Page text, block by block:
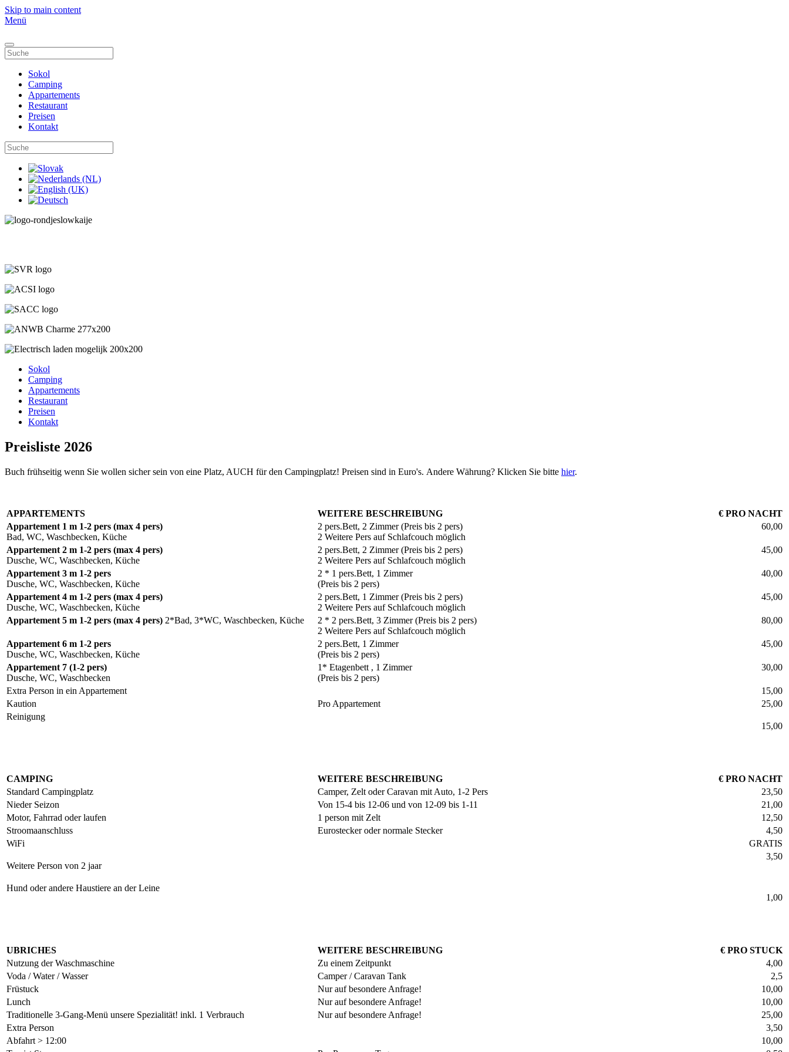
Skip to main content
Menü
Sokol
Camping
Appartements
Restaurant
Preisen
Kontakt
Sokol
Camping
Appartements
Restaurant
Preisen
Kontakt
Preisliste 2026
Buch frühseitig wenn Sie wollen sicher sein von eine Platz, AUCH für den Campingplatz! Preisen sind in Euro's. Andere Währung? Klicken Sie bitte hier.
APPARTEMENTS WEITERE BESCHREIBUNG
€ PRO NACHT
Appartement 1 m 1-2 pers (max 4 pers)
Bad, WC, Waschbecken, Küche
2 pers.Bett, 2 Zimmer (Preis bis 2 pers)
2 Weitere Pers auf Schlafcouch möglich
60,00
Appartement 2 m 1-2 pers (max 4 pers)
Dusche, WC, Waschbecken, Küche
2 pers.Bett, 2 Zimmer (Preis bis 2 pers)
2 Weitere Pers auf Schlafcouch möglich
45,00
Appartement 3 m 1-2 pers
Dusche, WC, Waschbecken, Küche
2 * 1 pers.Bett, 1 Zimmer
(Preis bis 2 pers)
40,00
Appartement 4 m 1-2 pers (max 4 pers)
Dusche, WC, Waschbecken, Küche
2 pers.Bett, 1 Zimmer (Preis bis 2 pers)
2 Weitere Pers auf Schlafcouch möglich
45,00
Appartement 5 m 1-2 pers (max 4 pers) 2*Bad, 3*WC, Waschbecken, Küche
2 * 2 pers.Bett, 3 Zimmer (Preis bis 2 pers)
2 Weitere Pers auf Schlafcouch möglich
80,00
Appartement 6 m 1-2 pers
Dusche, WC, Waschbecken, Küche
2 pers.Bett, 1 Zimmer
(Preis bis 2 pers)
45,00
Appartement 7 (1-2 pers)
Dusche, WC, Waschbecken
1* Etagenbett , 1 Zimmer
(Preis bis 2 pers)
30,00
Extra Person in ein Appartement
15,00
Kaution
Pro Appartement
25,00
Reinigung
15,00
CAMPING WEITERE BESCHREIBUNG
€ PRO NACHT
Standard Campingplatz
Camper, Zelt oder Caravan mit Auto, 1-2 Pers
23,50
Nieder Seizon
Von 15-4 bis 12-06 und von 12-09 bis 1-11
21,00
Motor, Fahrrad oder laufen
1 person mit Zelt
12,50
Stroomaanschluss
Eurostecker oder normale Stecker
4,50
WiFi
GRATIS
Weitere Person von 2 jaar
3,50
Hund oder andere Haustiere an der Leine
1,00
UBRICHES WEITERE BESCHREIBUNG
€ PRO STUCK
Nutzung der Waschmaschine
Zu einem Zeitpunkt
4,00
Voda / Water / Wasser
Camper / Caravan Tank
2,5
Früstuck
Nur auf besondere Anfrage!
10,00
Lunch
Nur auf besondere Anfrage!
10,00
Traditionelle 3-Gang-Menü unsere Spezialität! inkl. 1 Verbrauch
Nur auf besondere Anfrage!
25,00
Extra Person
3,50
Abfahrt > 12:00
10,00